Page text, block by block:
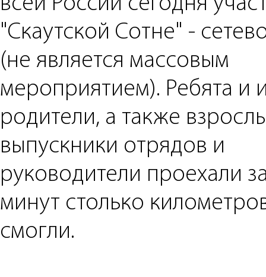
"Скаутской Сотне" -
(не является массовым
мероприятием). Ребята и
родители, а также
выпускники отрядов и
руководители проехали
минут столько
смогли.